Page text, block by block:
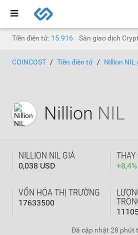
Tiền điện tử: 15.916 Sàn giao dịch
COINCOST Tiền điện tử Nillion NIL
Nillion NIL
NILLION NIL GIÁ
0,038 USD +8,4%
VỐN HÓA THỊ TRƯỜNG
17633500
Đã cập nhật 28 phút